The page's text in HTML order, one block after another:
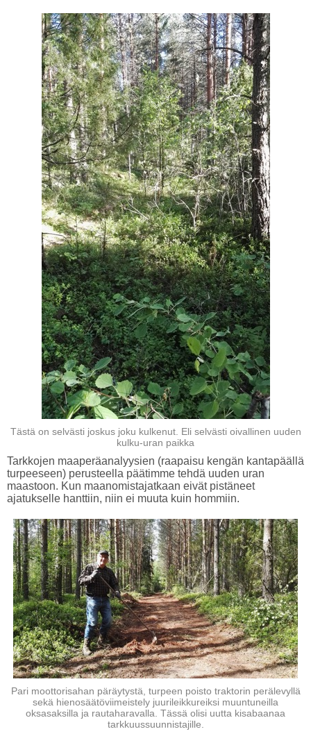
Tästä on selvästi joskus joku kulkenut. Eli selvästi oivallinen uuden
kulku-uran paikka
Tarkkojen maaperäanalyysien (raapaisu kengän kantapäällä
turpeeseen) perusteella päätimme tehdä uuden uran
maastoon. Kun maanomistajatkaan eivät pistäneet
ajatukselle hanttiin, niin ei muuta kuin hommiin.
Pari moottorisahan päräytystä, turpeen poisto traktorin perälevyllä
sekä hienosäätöviimeistely juurileikkureiksi muuntuneilla
oksasaksilla ja rautaharavalla. Tässä olisi uutta kisabaanaa
tarkkuussuunnistajille.